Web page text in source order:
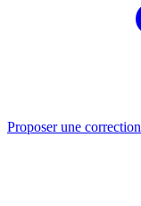
Proposer une correction